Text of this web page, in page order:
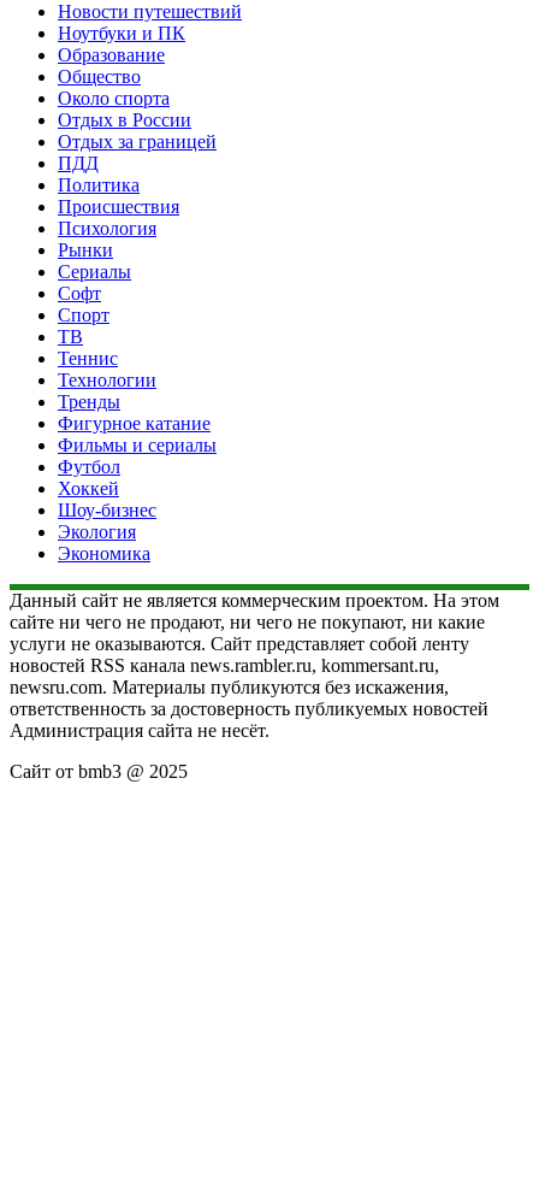
Новости путешествий
Ноутбуки и ПК
Образование
Общество
Около спорта
Отдых в России
Отдых за границей
ПДД
Политика
Происшествия
Психология
Рынки
Сериалы
Софт
Спорт
ТВ
Теннис
Технологии
Тренды
Фигурное катание
Фильмы и сериалы
Футбол
Хоккей
Шоу-бизнес
Экология
Экономика
Данный сайт не является коммерческим проектом. На этом
сайте ни чего не продают, ни чего не покупают, ни какие
услуги не оказываются. Сайт представляет собой ленту
новостей RSS канала news.rambler.ru, kommersant.ru,
newsru.com. Материалы публикуются без искажения,
ответственность за достоверность публикуемых новостей
Администрация сайта не несёт.
Сайт от bmb3 @ 2025